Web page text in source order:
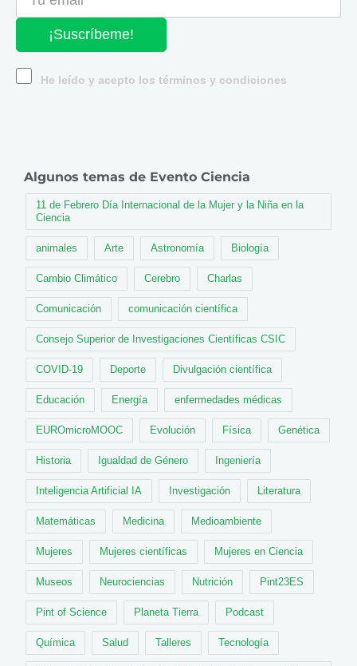
¡Suscríbeme!
He leído y acepto los términos y condiciones
Algunos temas de Evento Ciencia
11 de Febrero Día Internacional de la Mujer y la Niña en la
Ciencia
animales Arte Astronomía Biología
Cambio Climático Cerebro Charlas
Comunicación comunicación científica
Consejo Superior de Investigaciones Científicas CSIC
COVID-19 Deporte Divulgación científica
Educación Energía enfermedades médicas
EUROmicroMOOC Evolución Física Genética
Historia Igualdad de Género Ingeniería
Inteligencia Artificial IA Investigación Literatura
Matemáticas Medicina Medioambiente
Mujeres Mujeres científicas Mujeres en Ciencia
Museos Neurociencias Nutrición Pint23ES
Pint of Science Planeta Tierra Podcast
Química Salud Talleres Tecnología